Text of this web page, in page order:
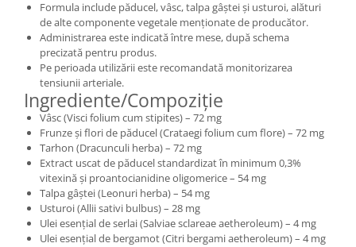
Formula include păducel, vâsc, talpa gâștei și usturoi, alături
de alte componente vegetale menționate de producător.
Administrarea este indicată între mese, după schema
precizată pentru produs.
Pe perioada utilizării este recomandată monitorizarea
tensiunii arteriale.
Ingrediente/Compoziție
Vâsc (Visci folium cum stipites) – 72 mg
Frunze și flori de păducel (Crataegi folium cum flore) – 72 mg
Tarhon (Dracunculi herba) – 72 mg
Extract uscat de păducel standardizat în minimum 0,3%
vitexină și proantocianidine oligomerice – 54 mg
Talpa gâștei (Leonuri herba) – 54 mg
Usturoi (Allii sativi bulbus) – 28 mg
Ulei esențial de serlai (Salviae sclareae aetheroleum) – 4 mg
Ulei esențial de bergamot (Citri bergami aetheroleum) – 4 mg